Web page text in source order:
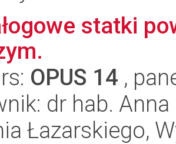
statki
OPUS 14 ,
dr hab.
Łazarskiego,